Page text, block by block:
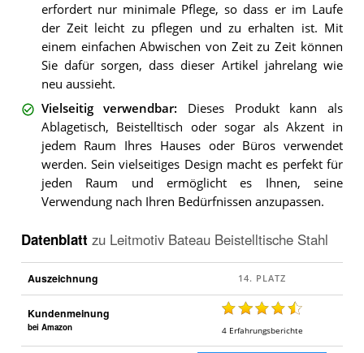
erfordert nur minimale Pflege, so dass er im Laufe
der Zeit leicht zu pflegen und zu erhalten ist. Mit
einem einfachen Abwischen von Zeit zu Zeit können
Sie dafür sorgen, dass dieser Artikel jahrelang wie
neu aussieht.
Vielseitig verwendbar: Dieses Produkt kann als
Ablagetisch, Beistelltisch oder sogar als Akzent in
jedem Raum Ihres Hauses oder Büros verwendet
werden. Sein vielseitiges Design macht es perfekt für
jeden Raum und ermöglicht es Ihnen, seine
Verwendung nach Ihren Bedürfnissen anzupassen.
Datenblatt zu Leitmotiv Bateau Beistelltische Stahl
Auszeichnung
Kundenmeinung
bei Amazon 4 Erfahrungsberichte